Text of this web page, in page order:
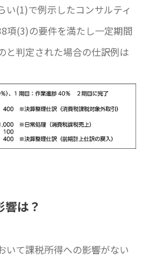
(1)で例示したコンサルティ
項(3)の要件を満たし一定期間
と判定された場合の仕訳例は
は？
て課税所得への影響がない